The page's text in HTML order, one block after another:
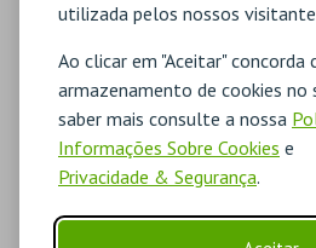
utilizada pelos nossos
Ao clicar em "Aceitar" concorda
armazenamento de cookies no
saber mais consulte a nossa
Informações Sobre Cookies e
Privacidade & Segurança.